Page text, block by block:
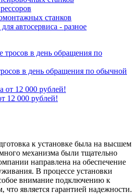
станков
автосервиса - разное
в день обращения по обычной
12 000 рублей!
к установке была на высшем
механизма были тщательно
направлена на обеспечение
В процессе установки
внимание подключению к
что является гарантией надежности.